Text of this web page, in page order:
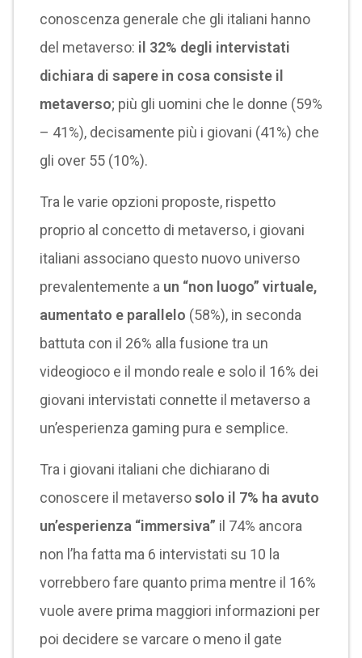
conoscenza generale che gli italiani hanno
del metaverso: il 32% degli intervistati
dichiara di sapere in cosa consiste il
metaverso; più gli uomini che le donne (59%
– 41%), decisamente più i giovani (41%) che
gli over 55 (10%).
Tra le varie opzioni proposte, rispetto
proprio al concetto di metaverso, i giovani
italiani associano questo nuovo universo
prevalentemente a un “non luogo” virtuale,
aumentato e parallelo (58%), in seconda
battuta con il 26% alla fusione tra un
videogioco e il mondo reale e solo il 16% dei
giovani intervistati connette il metaverso a
un’esperienza gaming pura e semplice.
Tra i giovani italiani che dichiarano di
conoscere il metaversosolo il 7% ha avuto
un’esperienza “immersiva” il 74% ancora
non l’ha fatta ma 6 intervistati su 10 la
vorrebbero fare quanto prima mentre il 16%
vuole avere prima maggiori informazioni per
poi decidere se varcare o meno il gate